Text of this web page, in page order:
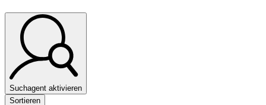
Suchagent aktivieren
Sortieren